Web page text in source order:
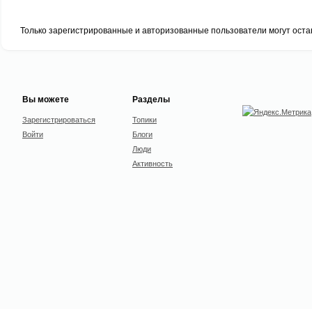
Только зарегистрированные и авторизованные пользователи могут
Вы можете
Зарегистрироваться
Войти
Разделы
Топики
Блоги
Люди
Активность